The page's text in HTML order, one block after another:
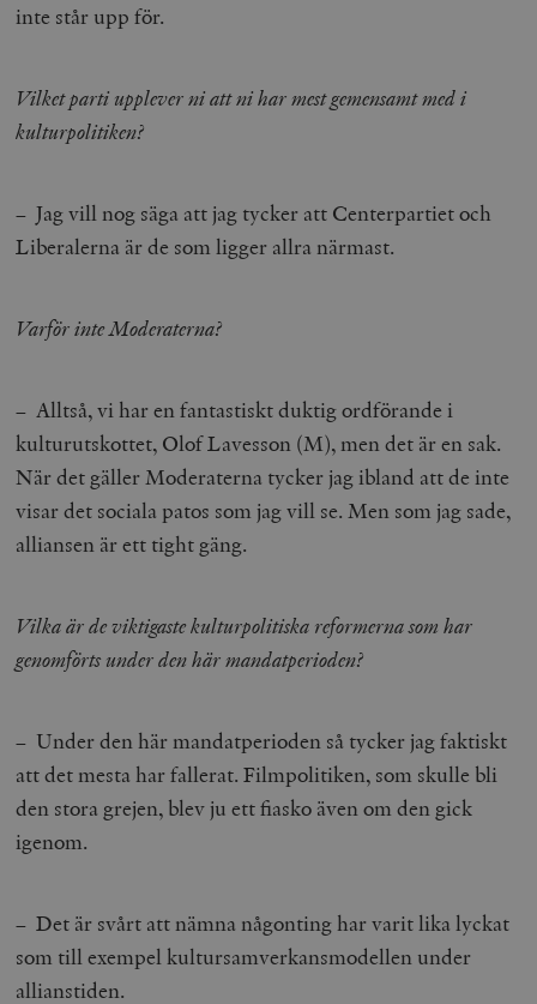
inte står upp för.
Vilket parti upplever ni att ni har mest gemensamt med i
kulturpolitiken?
– Jag vill nog säga att jag tycker att Centerpartiet och
Liberalerna är de som ligger allra närmast.
Varför inte Moderaterna?
– Alltså, vi har en fantastiskt duktig ordförande i
kulturutskottet, Olof Lavesson (M), men det är en sak.
När det gäller Moderaterna tycker jag ibland att de inte
visar det sociala patos som jag vill se. Men som jag sade,
alliansen är ett tight gäng.
Vilka är de viktigaste kulturpolitiska reformerna som har
genomförts under den här mandatperioden?
– Under den här mandatperioden så tycker jag faktiskt
att det mesta har fallerat. Filmpolitiken, som skulle bli
den stora grejen, blev ju ett fiasko även om den gick
igenom.
– Det är svårt att nämna någonting har varit lika lyckat
som till exempel kultursamverkansmodellen under
allianstiden.